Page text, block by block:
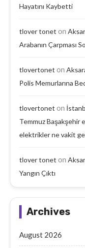
Hayatını Kaybetti
tlover tonet on
Arabanın Çarpması
tlovertonet on
Polis Memurlarına
tlovertonet on
Temmuz Başakşehir
elektrikler ne vakit
tlover tonet on
Yangın Çıktı
Archives
August 2026